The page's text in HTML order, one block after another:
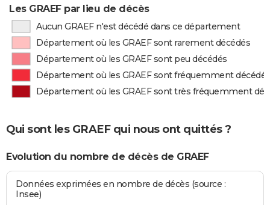
Les GRAEF par lieu de décès
Aucun GRAEF n'est décédé dans ce département
Département où les GRAEF sont rarement décédés
Département où les GRAEF sont peu décédés
Département où les GRAEF sont fréquemment décédés
Département où les GRAEF sont très fréquemment
Qui sont les GRAEF qui nous ont quittés ?
Evolution du nombre de décès de GRAEF
Données exprimées en nombre de décès (source :
Insee)